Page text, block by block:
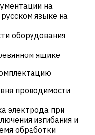
на
языке на
оборудования
ящике
проводимости
электрода при
изгибания и
обработки